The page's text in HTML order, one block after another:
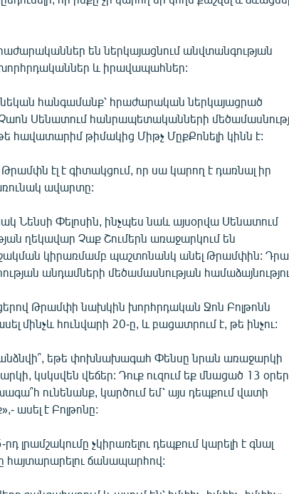
են ներկայացնում անվտանգության
և իրավապահներ:
հանգամանք՝ հրաժարական ներկայացրած
Սենատում հանրապետականների
հավատարիմ թիմակից Միթչ ՄըքՔոնելի կինն է:
Թրամփն էլ է գիտակցում, որ սա կարող է դառնալ իր
ավարտը:
Նենսի Փելոսին, ինչպես նաև այսօրվա Սենատում
ղեկավար Չաք Շումերն առաջարկում են
կիրառմամբ պաշտոնանկ անել Թրամփին: Դրա
անդամների մեծամասնության
Թրամփի նախկին խորհրդական Ջոն Բոլթոնն
մինչև հունվարի 20-ը, և բացատրում է, թե ինչու:
եթե փոխնախագահ Փենսը նրան առաջարկի
կսկսվեն վեճեր: Դուք ուզում եք մնացած 13
ունենանք, կարծում եմ՝ այս դեպքում վատի
ասել է Բոլթոնը:
լրամշակումը չկիրառելու դեպքում կարելի է գնալ
հայտարարելու ճանապարհով: